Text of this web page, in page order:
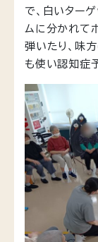
で、白いター
ムに分かれて
弾いたり、味
も使い認知症